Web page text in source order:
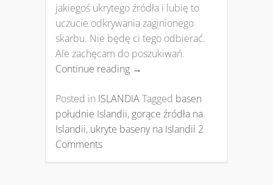
jakiegoś ukrytego źródła i lubię to
uczucie odkrywania zaginionego
skarbu. Nie będę ci tego odbierać.
Ale zachęcam do poszukiwań.
Continue reading →
Posted in ISLANDIATagged basen
południe Islandii, gorące źródła na
Islandii, ukryte baseny na Islandii 2
Comments